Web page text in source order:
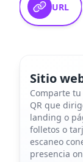
URL
Sitio
Comparte
QR que
landing o
folletos o
escaneo
presencia